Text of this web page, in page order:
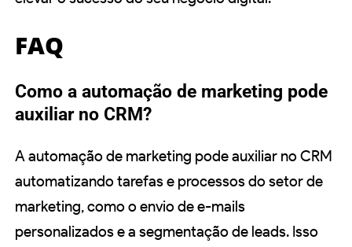
FAQ
Como a automação de marketing pode
auxiliar no CRM?
A automação de marketing pode auxiliar no CRM
automatizando tarefas e processos do setor de
marketing, como o envio de e-mails
personalizados e a segmentação de leads. Isso